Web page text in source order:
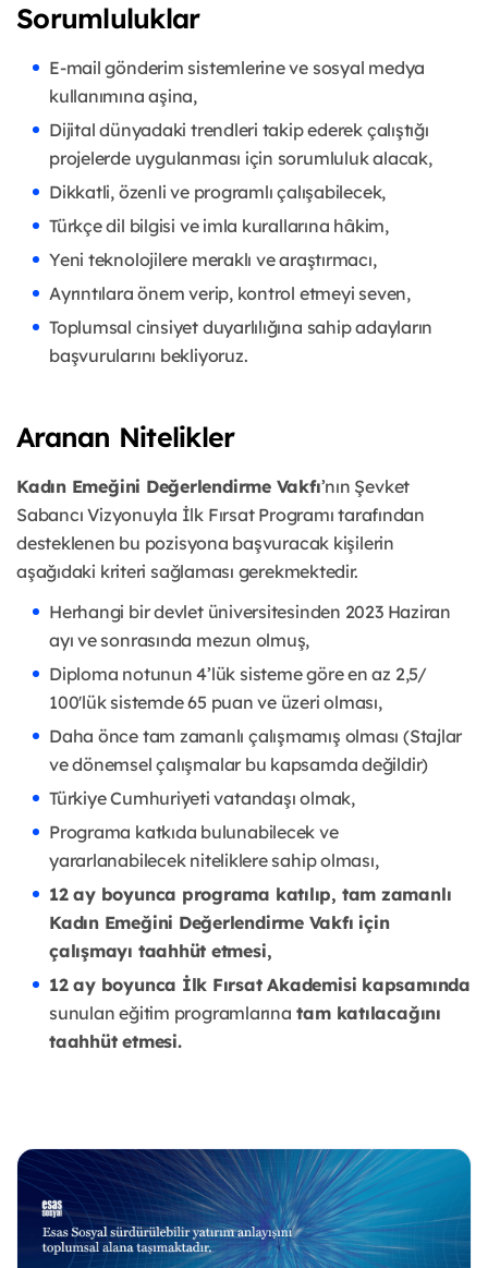
Sorumluluklar
E-mail gönderim sistemlerine ve sosyal medya
kullanımına aşina,
Dijital dünyadaki trendleri takip ederek çalıştığı
projelerde uygulanması için sorumluluk alacak,
Dikkatli, özenli ve programlı çalışabilecek,
Türkçe dil bilgisi ve imla kurallarına hâkim,
Yeni teknolojilere meraklı ve araştırmacı,
Ayrıntılara önem verip, kontrol etmeyi seven,
Toplumsal cinsiyet duyarlılığına sahip adayların
başvurularını bekliyoruz.
Aranan Nitelikler
Kadın Emeğini Değerlendirme Vakfı’nın Şevket
Sabancı Vizyonuyla İlk Fırsat Programı tarafından
desteklenen bu pozisyona başvuracak kişilerin
aşağıdaki kriteri sağlaması gerekmektedir.
Herhangi bir devlet üniversitesinden 2023 Haziran
ayı ve sonrasında mezun olmuş,
Diploma notunun 4’lük sisteme göre en az 2,5/
100'lük sistemde 65 puan ve üzeri olması,
Daha önce tam zamanlı çalışmamış olması (Stajlar
ve dönemsel çalışmalar bu kapsamda değildir)
Türkiye Cumhuriyeti vatandaşı olmak,
Programa katkıda bulunabilecek ve
yararlanabilecek niteliklere sahip olması,
12 ay boyunca programa katılıp, tam zamanlı
Kadın Emeğini Değerlendirme Vakfı için
çalışmayı taahhüt etmesi,
12 ay boyunca İlk Fırsat Akademisi kapsamında
sunulan eğitim programlarına tam katılacağını
taahhüt etmesi.